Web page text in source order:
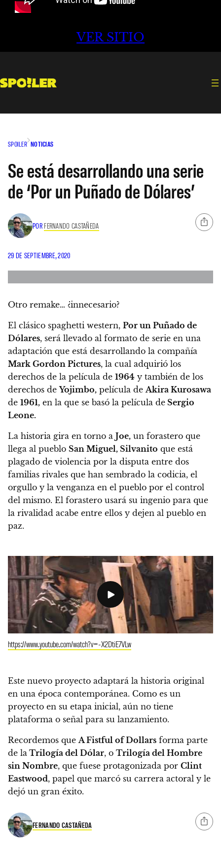
VER SITIO
SPOILER NOTICIAS
Se está desarrollando una serie
de ‘Por un Puñado de Dólares’
POR FERNANDO CASTAÑEDA
29 DE SEPTIEMBRE, 2020
Otro remake… ¿innecesario?
El clásico spaghetti western, Por un Puñado de
Dólares, será llevado al formato de serie en una
adaptación que está desarrollando la compañía
Mark Gordon Pictures, la cual adquirió los
derechos de la película de 1964 y también de los
derechos deYojimbo, película de Akira Kurosawa
de 1961, en la que se basó la película de Sergio
Leone.
La historia gira en torno a Joe, un forastero que
llega al pueblo San Miguel, Silvanito que está
plagado de violencia por la disputa entre dos
familias rivales que han sembrado la codicia, el
orgullo y la venganza en el pueblo por el control
del mismo. El forastero usará su ingenio para que
la rivalidad acabe entre ellos y dejen al pueblo en
paz.
https://www.youtube.com/watch?v=-X2DtiE7VLw
Este nuevo proyecto adaptará la historia original
en una época contemporánea. Como es un
proyecto en su etapa inicial, aún no tiene
plataforma o señal para su lanzamiento.
Recordemos que A Fistful of Dollars forma parte
de la Trilogía del Dólar, o Trilogía del Hombre
sin Nombre, que fuese protagonizada por Clint
Eastwood, papel que marcó su carrera actoral y le
dejó un gran éxito.
FERNANDO CASTAÑEDA